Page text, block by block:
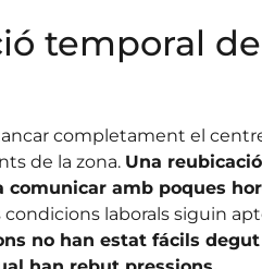
temporal
completament el
de la zona. Una
amb poques
laborals siguin
no han estat fácils